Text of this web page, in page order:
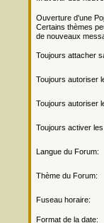
Ouverture d'une
Certains thèmes
de nouveaux
Toujours attacher
Toujours autoriser
Toujours autoriser
Toujours activer
Langue du Forum:
Thème du Forum:
Fuseau horaire:
Format de la date: